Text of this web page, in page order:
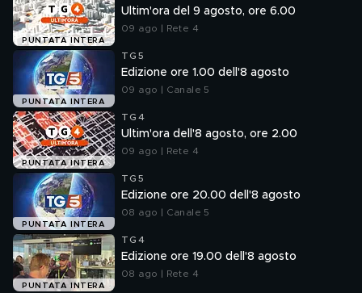
PUNTATA INTERA
Ultim'ora del 9 agosto, ore 6.00
09 ago | Rete 4
PUNTATA INTERA
TG5
Edizione ore 1.00 dell'8 agosto
09 ago | Canale 5
PUNTATA INTERA
TG4
Ultim'ora dell'8 agosto, ore 2.00
09 ago | Rete 4
PUNTATA INTERA
TG5
Edizione ore 20.00 dell'8 agosto
08 ago | Canale 5
PUNTATA INTERA
TG4
Edizione ore 19.00 dell'8 agosto
08 ago | Rete 4